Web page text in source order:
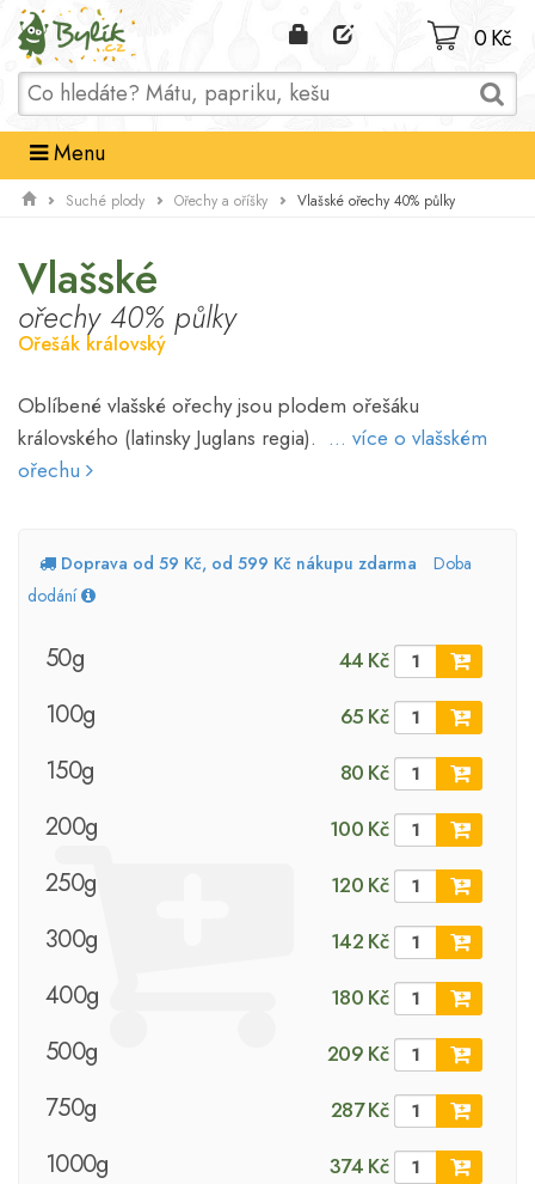
Domů
0 Kč
Menu
Suché plody Ořechy a oříšky Vlašské ořechy 40% půlky
Vlašské
ořechy 40% půlky
Ořešák královský
Oblíbené vlašské ořechy jsou plodem ořešáku
královského (latinsky Juglans regia). ... více o vlašském
ořechu
Doprava od 59 Kč, od 599 Kč nákupu zdarma
Doba
dodání
50g 44 Kč
100g 65 Kč
150g 80 Kč
200g 100 Kč
250g 120 Kč
300g 142 Kč
400g 180 Kč
500g 209 Kč
750g 287 Kč
1000g 374 Kč